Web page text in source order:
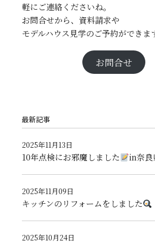
軽にご連絡くださいね。
お問合せから、資料請求や
モデルハウス見学のご予約ができま
お問合せ
最新記事
2025年11月13日
10年点検にお邪魔しました in奈良
2025年11月09日
キッチンのリフォームをしました
2025年10月24日